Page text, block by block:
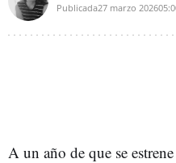
Publicada27 marzo 2026
A un año de que se